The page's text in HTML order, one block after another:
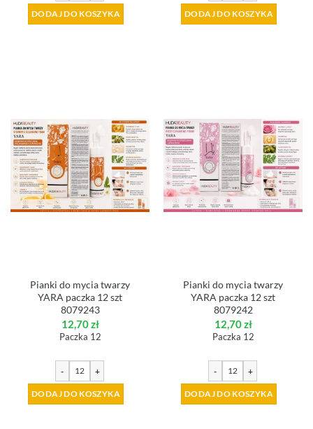
DODAJ DO KOSZYKA DODAJ DO KOSZYKA
Pianki do mycia twarzy
YARA paczka 12 szt
8079243
12,70zł
Paczka 12
- +
DODAJ DO KOSZYKA
Pianki do mycia twarzy
YARA paczka 12 szt
8079242
12,70zł
Paczka 12
- +
DODAJ DO KOSZYKA